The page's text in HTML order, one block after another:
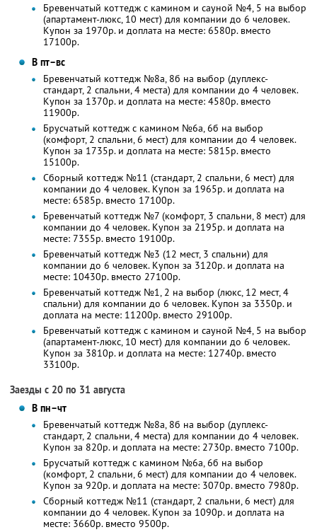
Бревенчатый коттедж с камином и сауной №4, 5 на выбор
(апартамент-люкс, 10 мест) для компании до 6 человек.
Купон за 1970р. и доплата на месте: 6580р. вместо
17100р.
В пт–вс
Бревенчатый коттедж №8а, 8б на выбор (дуплекс-
стандарт, 2 спальни, 4 места) для компании до 4 человек.
Купон за 1370р. и доплата на месте: 4580р. вместо
11900р.
Брусчатый коттедж с камином №6а, 6б на выбор
(комфорт, 2 спальни, 6 мест) для компании до 4 человек.
Купон за 1735р. и доплата на месте: 5815р. вместо
15100р.
Сборный коттедж №11 (стандарт, 2 спальни, 6 мест) для
компании до 4 человек. Купон за 1965р. и доплата на
месте: 6585р. вместо 17100р.
Бревенчатый коттедж №7 (комфорт, 3 спальни, 8 мест) для
компании до 4 человек. Купон за 2195р. и доплата на
месте: 7355р. вместо 19100р.
Бревенчатый коттедж №3 (12 мест, 3 спальни) для
компании до 6 человек. Купон за 3120р. и доплата на
месте: 10430р. вместо 27100р.
Бревенчатый коттедж №1, 2 на выбор (люкс, 12 мест, 4
спальни) для компании до 6 человек. Купон за 3350р. и
доплата на месте: 11200р. вместо 29100р.
Бревенчатый коттедж с камином и сауной №4, 5 на выбор
(апартамент-люкс, 10 мест) для компании до 6 человек.
Купон за 3810р. и доплата на месте: 12740р. вместо
33100р.
Заезды с 20 по 31 августа
В пн–чт
Бревенчатый коттедж №8а, 8б на выбор (дуплекс-
стандарт, 2 спальни, 4 места) для компании до 4 человек.
Купон за 820р. и доплата на месте: 2730р. вместо 7100р.
Брусчатый коттедж с камином №6а, 6б на выбор
(комфорт, 2 спальни, 6 мест) для компании до 4 человек.
Купон за 920р. и доплата на месте: 3070р. вместо 7980р.
Сборный коттедж №11 (стандарт, 2 спальни, 6 мест) для
компании до 4 человек. Купон за 1090р. и доплата на
месте: 3660р. вместо 9500р.